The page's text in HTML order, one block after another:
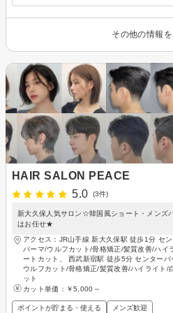
その他の情報
HAIR SALON PEACE
5.0
(3件)
新大久保人気サロン☆韓国風ショート・メンズ
はお任せ★
アクセス：JR山手線 新大久保駅 徒歩1分 セ
パーマ/ウルフカット/骨格矯正/髪質改善/ハイ
ートカット、 西武新宿駅 徒歩5分 センター
ウルフカット/骨格矯正/髪質改善/ハイライト/
ット
カット単価： ￥5,000～
ポイントが貯まる・使える メンズ歓迎